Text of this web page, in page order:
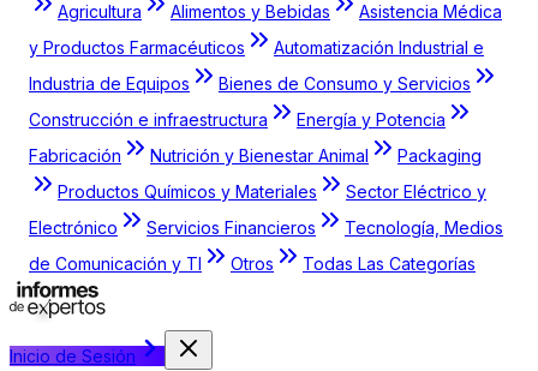
Agricultura
Alimentos y Bebidas
Asistencia Médica
y Productos Farmacéuticos
Automatización Industrial e
Industria de Equipos
Bienes de Consumo y Servicios
Construcción e infraestructura
Energía y Potencia
Fabricación
Nutrición y Bienestar Animal
Packaging
Productos Químicos y Materiales
Sector Eléctrico y
Electrónico
Servicios Financieros
Tecnología, Medios
de Comunicación y TI
Otros Todas Las Categorías
Inicio de Sesión